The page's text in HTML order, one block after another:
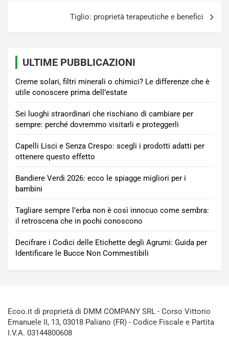
Tiglio: proprietà terapeutiche e benefici
ULTIME PUBBLICAZIONI
Creme solari, filtri minerali o chimici? Le differenze che è
utile conoscere prima dell’estate
Sei luoghi straordinari che rischiano di cambiare per
sempre: perché dovremmo visitarli e proteggerli
Capelli Lisci e Senza Crespo: scegli i prodotti adatti per
ottenere questo effetto
Bandiere Verdi 2026: ecco le spiagge migliori per i
bambini
Tagliare sempre l’erba non è così innocuo come sembra:
il retroscena che in pochi conoscono
Decifrare i Codici delle Etichette degli Agrumi: Guida per
Identificare le Bucce Non Commestibili
Ecoo.it di proprietà di DMM COMPANY SRL - Corso Vittorio
Emanuele II, 13, 03018 Paliano (FR) - Codice Fiscale e Partita
I.V.A. 03144800608